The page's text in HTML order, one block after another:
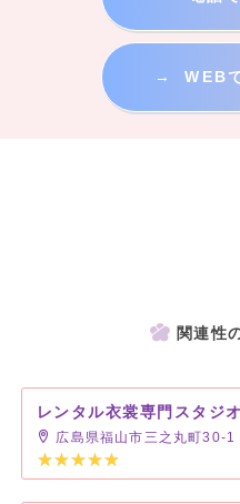
→ WEB
関連性
広島県福山市三之丸町30-1